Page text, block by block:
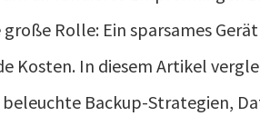
Rolle: Ein sparsames
Kosten. In diesem Artikel
beleuchte Backup-Strategien,